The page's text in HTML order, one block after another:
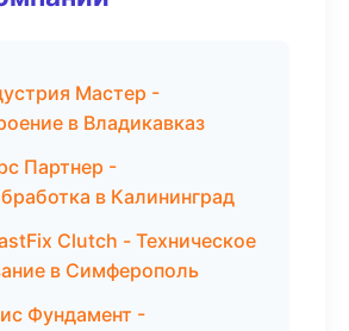
Мастер -
в Владикавказ
Партнер -
в Калининград
Clutch - Техническое
в Симферополь
Фундамент -